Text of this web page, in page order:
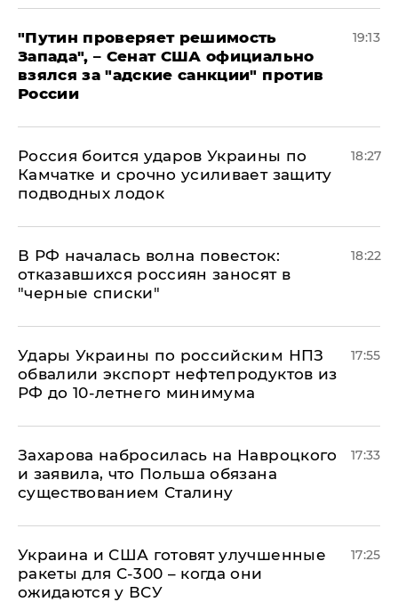
"Путин проверяет решимость
Запада", – Сенат США официально
взялся за "адские санкции" против
России
19:13
Россия боится ударов Украины по
Камчатке и срочно усиливает защиту
подводных лодок
18:27
​В РФ началась волна повесток:
отказавшихся россиян заносят в
"черные списки"
18:22
Удары Украины по российским НПЗ
обвалили экспорт нефтепродуктов из
РФ до 10-летнего минимума
17:55
​Захарова набросилась на Навроцкого
и заявила, что Польша обязана
существованием Сталину
17:33
Украина и США готовят улучшенные
ракеты для С-300 – когда они
ожидаются у ВСУ
17:25